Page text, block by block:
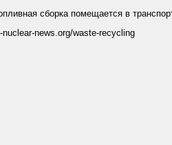
сборка помещается в
nuclear-news.org/waste-recycling